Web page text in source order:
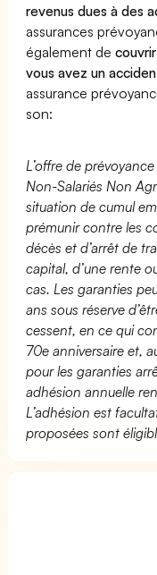
revenus dues à des
assurances
également de
vous avez un
assurance
son:
L’offre de
Non-Salariés Non
situation de cumul
prémunir contre les
décès et d’arrêt de
capital, d’une rente
cas. Les garanties
ans sous réserve
cessent, en ce qui
70e anniversaire et,
pour les garanties
adhésion annuelle
L’adhésion est
proposées sont